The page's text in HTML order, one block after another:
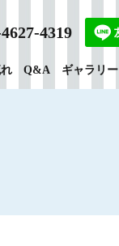
Q&A ギャラリー
4319